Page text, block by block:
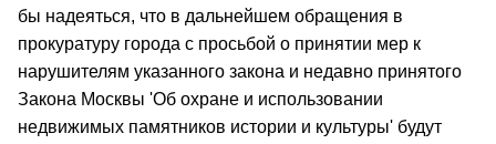
бы надеяться, что в дальнейшем обращения в
прокуратуру города с просьбой о принятии мер к
нарушителям указанного закона и недавно принятого
Закона Москвы 'Об охране и использовании
недвижимых памятников истории и культуры' будут